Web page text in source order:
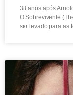
38 anos após
O Sobrevivente
ser levado para as